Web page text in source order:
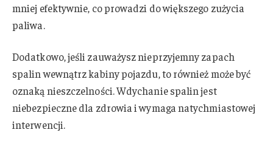
mniej efektywnie, co prowadzi do większego zużycia
paliwa.
Dodatkowo, jeśli zauważysz nieprzyjemny zapach
spalin wewnątrz kabiny pojazdu, to również może być
oznaką nieszczelności. Wdychanie spalin jest
niebezpieczne dla zdrowia i wymaga natychmiastowej
interwencji.